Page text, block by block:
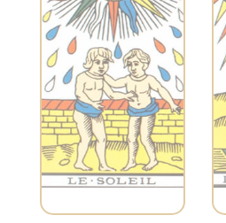
et la clarté. Le
Soleil apporte une
énergie positive et
encourage à
embrasser la
lumière.